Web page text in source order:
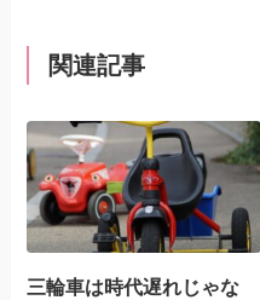
関連記事
三輪車は時代遅れじゃな